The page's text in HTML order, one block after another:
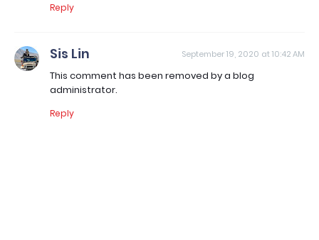
Reply
Sis Lin September 19, 2020 at 10:42 AM
This comment has been removed by a blog
administrator.
Reply